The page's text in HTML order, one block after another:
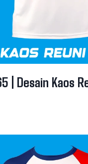
| Desain Kaos